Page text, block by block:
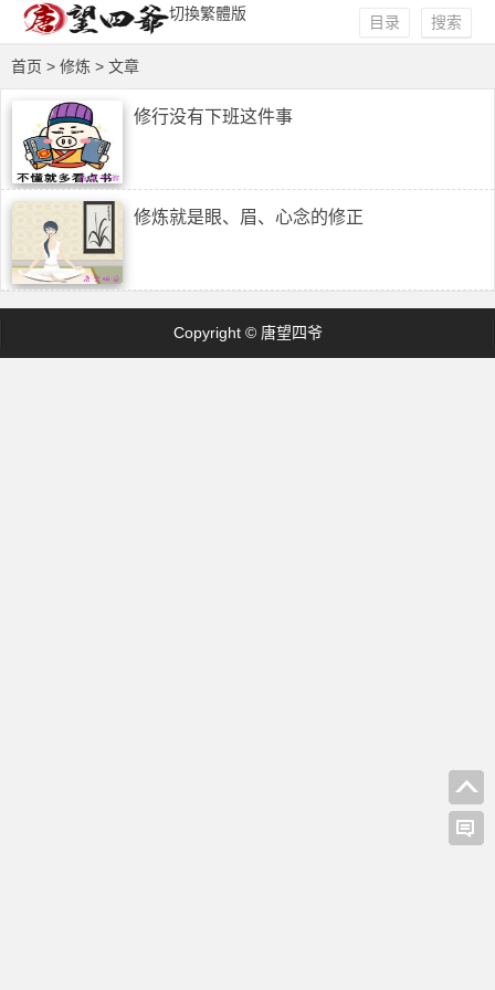
切換繁體版 搜索
目录
首页 > 修炼 > 文章
修行没有下班这件事
修炼就是眼、眉、心念的修正
Copyright © 唐望四爷